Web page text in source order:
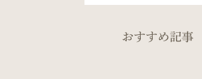
おすすめ記事